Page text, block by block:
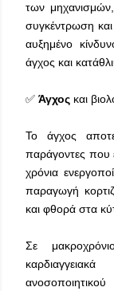
των
συγκέντρωση
αυξημένο
άγχος και
✅ Άγχος και
Το άγχος
παράγοντες που
χρόνια
παραγωγή
και φθορά στα
Σε